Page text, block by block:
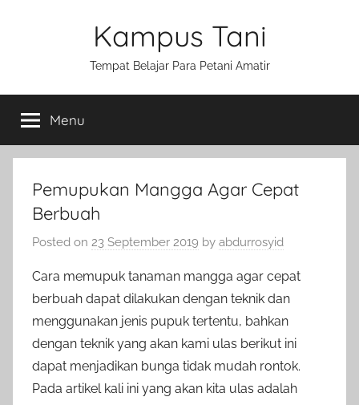
Kampus Tani
Tempat Belajar Para Petani Amatir
Menu
Pemupukan Mangga Agar Cepat
Berbuah
Posted on 23 September 2019 by abdurrosyid
Cara memupuk tanaman mangga agar cepat
berbuah dapat dilakukan dengan teknik dan
menggunakan jenis pupuk tertentu, bahkan
dengan teknik yang akan kami ulas berikut ini
dapat menjadikan bunga tidak mudah rontok.
Pada artikel kali ini yang akan kita ulas adalah